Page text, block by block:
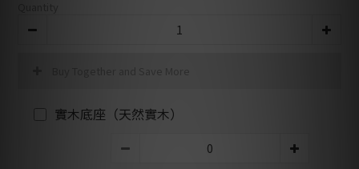
實木底座（天然實木）